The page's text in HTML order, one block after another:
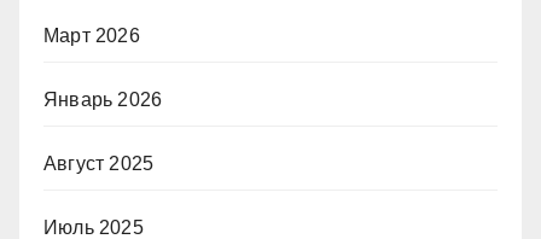
Март 2026
Январь 2026
Август 2025
Июль 2025